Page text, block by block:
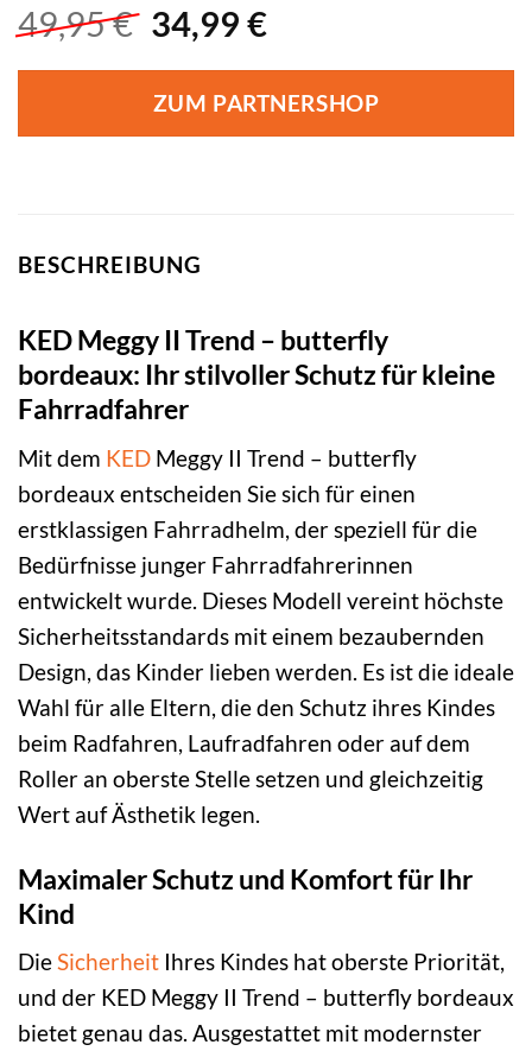
49,95€ Ursprünglicher
Preis
war:
49,95 €
34,99 €Aktueller
ist:
34,99 €.
ZUM PARTNERSHOP
BESCHREIBUNG
KED Meggy II Trend – butterfly
bordeaux: Ihr stilvoller Schutz für kleine
Fahrradfahrer
Mit dem KED Meggy II Trend – butterfly
bordeaux entscheiden Sie sich für einen
erstklassigen Fahrradhelm, der speziell für die
Bedürfnisse junger Fahrradfahrerinnen
entwickelt wurde. Dieses Modell vereint höchste
Sicherheitsstandards mit einem bezaubernden
Design, das Kinder lieben werden. Es ist die ideale
Wahl für alle Eltern, die den Schutz ihres Kindes
beim Radfahren, Laufradfahren oder auf dem
Roller an oberste Stelle setzen und gleichzeitig
Wert auf Ästhetik legen.
Maximaler Schutz und Komfort für Ihr
Kind
DieSicherheit Ihres Kindes hat oberste Priorität,
und der KED Meggy II Trend – butterfly bordeaux
bietet genau das. Ausgestattet mit modernster